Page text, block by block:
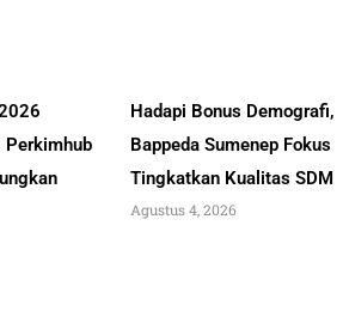
Perkimhub
Hadapi Bonus Demografi,
Bappeda Sumenep Fokus
Tingkatkan Kualitas SDM
Agustus 4, 2026